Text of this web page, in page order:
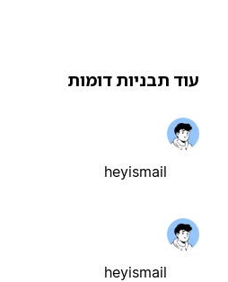
תבניות דומות
heyismail
heyismail